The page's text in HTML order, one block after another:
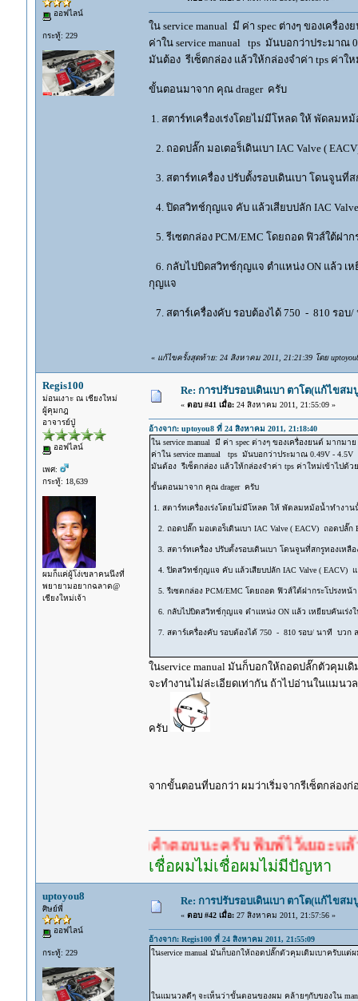
ออฟไลน์
กระทู้: 229
ใน service manual มี ค่า spec ต่างๆ ของเครื่
ค่าใน service manual tps มันบอกว่าประมาณ
มันต้อง รีเซ็ตกล่อง แล้วให้กล่องจำค่า tps ค่าใ
ขั้นตอนมาจาก คุณ drager ครับ
1. สตาร์ทเครื่องเร่งโดยไม่มีโหลด ให้ พัดลมห
2. ถอดปลั๊ก มอเตอร็เดินเบา IAC Valve (
3. สตาร์ทเครื่อง ปรับตั้งรอบเดินเบา โดนจูนที่
4. ปิดสวิทช์กุญแจ คับ แล้วเสียบปลัก IAC Valve
5. รีเซตกล่อง PCM/EMC โดยถอด ฟิวส์ใต้ฝา
6. กลับไปบิดสวิทช์กุญแจ ตำแหน่ง ON แล้ว เห
กุญแจ
7. สตาร์เครื่องคับ รอบต้องได้ 750 - 810 รอ
« แก้ไขครั้งสุดท้าย: 24 สิงหาคม 2011, 21:21:39 โดย
Regis100
ม่อนเงาะ ณ เชียงใหม่
ผู้คุมกฎ
อาจารย์ปู่
ออฟไลน์
เพศ:
กระทู้: 18,639
ผมก็แค่ผู้โง่เขลาคนนึงที่
พยายามอยากฉลาด@
เชียงใหม่เจ้า
Re: การปรับรอบเดินเบา ตาโต(แก้ไขส
« ตอบ #41 เมื่อ:24 สิงหาคม 2011, 21:55:09 »
อ้างจาก: uptoyou8 ที่ 24 สิงหาคม 2011, 21:18:40
ใน service manual มี ค่า spec ต่างๆ ของเครื่องยนต์ มากมา
ค่าใน service manual tps มันบอกว่าประมาณ 0.49V -
มันต้อง รีเซ็ตกล่อง แล้วให้กล่องจำค่า tps ค่าใหม่เข้าไปด้ว
ขั้นตอนมาจาก คุณ drager ครับ
1. สตาร์ทเครื่องเร่งโดยไม่มีโหลด ให้ พัดลมหม้อน้ำทำงา
2. ถอดปลั๊ก มอเตอร็เดินเบา IAC Valve ( EACV) ถอดปลั๊ก
3. สตาร์ทเครื่อง ปรับตั้งรอบเดินเบา โดนจูนที่สกรูทองเหลื
4. ปิดสวิทช์กุญแจ คับ แล้วเสียบปลัก IAC Valve ( EACV) แล
5. รีเซตกล่อง PCM/EMC โดยถอด ฟิวส์ใต้ฝากระโปรงห
6. กลับไปบิดสวิทช์กุญแจ ตำแหน่ง ON แล้ว เหยียบคันเร่ง
7. สตาร์เครื่องคับ รอบต้องได้ 750 - 810 รอบ/ นาที บวก
ในservice manual มันก็บอกให้ถอดปลั๊กตัวคุมเ
จะทำงานไม่ล่ะเอียดเท่ากัน ถ้าไปอ่านในแมน
ครับ
จากขั้นตอนที่บอกว่า ผมว่าเริ่มจากรีเซ็ตกล่อง
ตอบก่อนรอคำตอบนะครับ พิมพ์ไว้เยอะแล้ว หาอ่าน
เชื่อผมไม่เชื่อผมไม่มีปัญหา
uptoyou8
ศิษย์พี่
ออฟไลน์
กระทู้: 229
Re: การปรับรอบเดินเบา ตาโต(แก้ไขส
« ตอบ #42 เมื่อ:27 สิงหาคม 2011, 21:57:56 »
อ้างจาก: Regis100 ที่ 24 สิงหาคม 2011, 21:55:09
ในservice manual มันก็บอกให้ถอดปลั๊กตัวคุมเดิมเบาครับแต่
ในแมนวลดีๆ จะเห็นว่าขั้นตอนของผม คล้ายๆกับของใน